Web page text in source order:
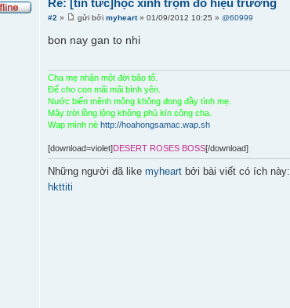
#2 » gửi bởimyheart» 01/09/2012 10:25 »@60999
bon nay gan to nhi
Cha mẹ nhận một đời bão tố.
Để cho con mãi mãi bình yên.
Nước biển mênh mông không đong đầy tình mẹ.
Mây trời lồng lộng không phủ kín công cha.
Wap mình nè http://hoahongsamac.wap.sh
[download=violet] DESERT ROSES BOSS[/download]
Những người đã likemyheart bởi bài viết có ích này:
hkttiti